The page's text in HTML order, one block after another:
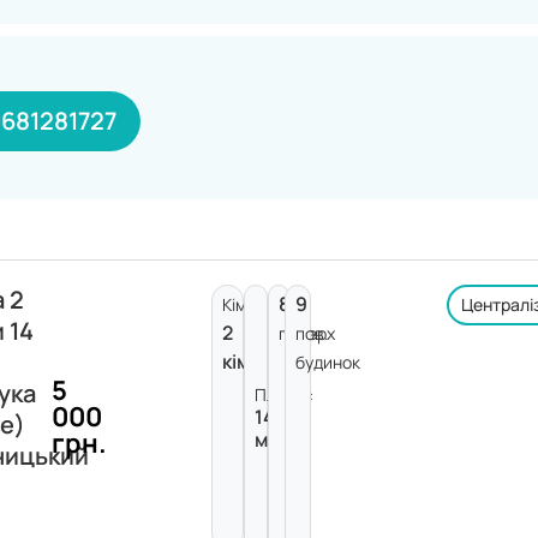
2
14
5
000
грн.
Кімнат:
2
кімнати
Площа:
14
м²
8
поверх
9
пов.
будинок